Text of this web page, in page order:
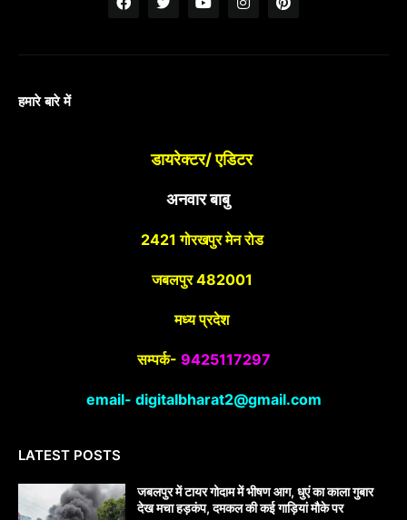
हमारे बारे में
डायरेक्टर/ एडिटर
अनवार बाबु
2421 गोरखपुर मेन रोड
जबलपुर 482001
मध्य प्रदेश
सम्पर्क- 9425117297
email- digitalbharat2@gmail.com
LATEST POSTS
जबलपुर में टायर गोदाम में भीषण आग, धुएं का काला गुबार
देख मचा हड़कंप, दमकल की कई गाड़ियां मौके पर